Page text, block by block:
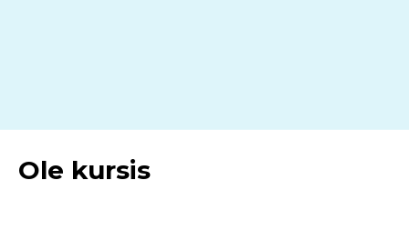
Ole kursis